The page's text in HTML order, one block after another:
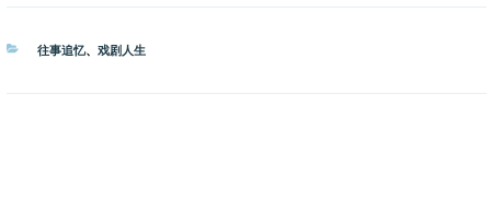
分
往事追忆、 戏剧人生